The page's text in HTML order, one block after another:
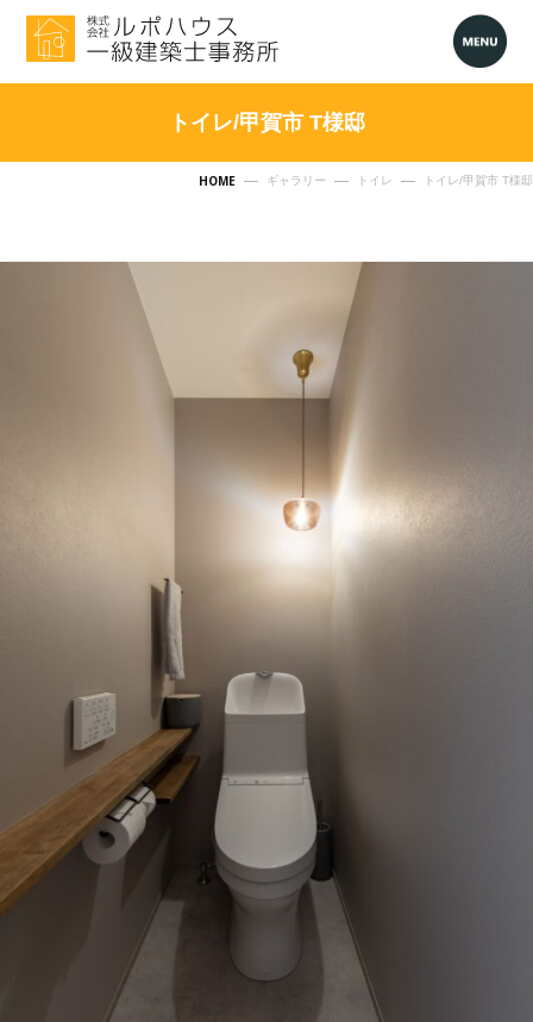
HOME ギャラリー トイレ トイレ/甲賀市 T様邸
トイレ/甲賀市 T様邸